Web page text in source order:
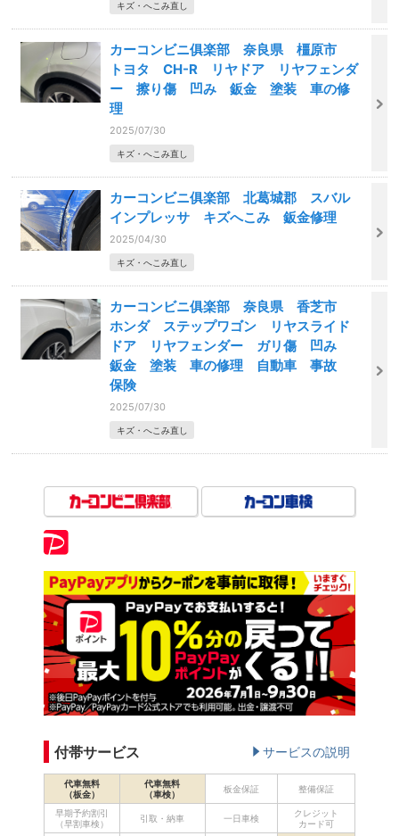
キズ・へこみ直し
カーコンビニ俱楽部 奈良県 橿原市
トヨタ CH-R リヤドア リヤフェンダ
ー 擦り傷 凹み 鈑金 塗装 車の修
理
2025/07/30
キズ・へこみ直し
カーコンビニ俱楽部 北葛城郡 スバル
インプレッサ キズへこみ 鈑金修理
2025/04/30
キズ・へこみ直し
カーコンビニ俱楽部 奈良県 香芝市
ホンダ ステップワゴン リヤスライド
ドア リヤフェンダー ガリ傷 凹み
鈑金 塗装 車の修理 自動車 事故
保険
2025/07/30
キズ・へこみ直し
付帯サービス サービスの説明
代車無料
（板金）
代車無料
（車検）
板金保証 整備保証
早期予約割引
（早割車検）
引取・納車 一日車検
クレジット
カード可